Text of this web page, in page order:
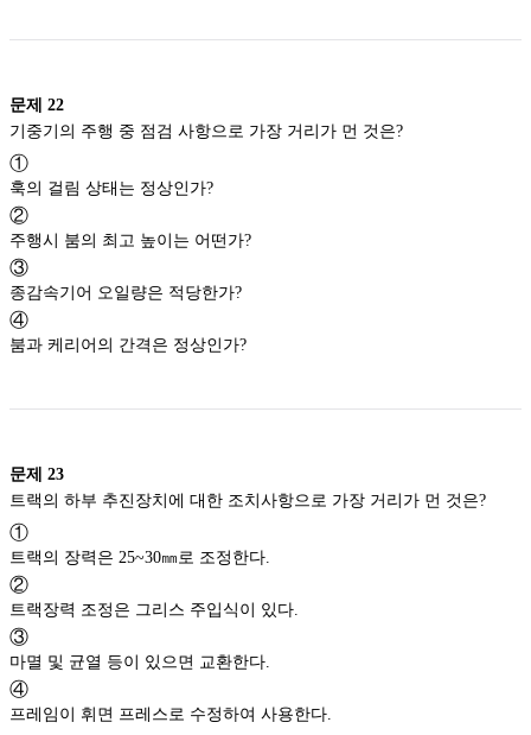
문제 22
기중기의 주행 중 점검 사항으로 가장 거리가 먼 것은?
①
훅의 걸림 상태는 정상인가?
②
주행시 붐의 최고 높이는 어떤가?
③
종감속기어 오일량은 적당한가?
④
붐과 케리어의 간격은 정상인가?
문제 23
트랙의 하부 추진장치에 대한 조치사항으로 가장 거리가 먼 것은?
①
트랙의 장력은 25~30㎜로 조정한다.
②
트랙장력 조정은 그리스 주입식이 있다.
③
마멸 및 균열 등이 있으면 교환한다.
④
프레임이 휘면 프레스로 수정하여 사용한다.